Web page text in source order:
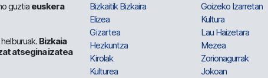
guztia euskera
Bizkaia
atsegina izatea
Bizkaitik Bizkaira
Elizea
Gizartea
Hezkuntza
Kirolak
Kulturea
Goizeko Izarretan
Kultura
Lau Haizetara
Mezea
Zorionagurrak
Jokoan